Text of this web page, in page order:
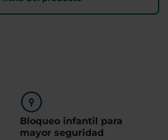
Bloqueo infantil para
mayor seguridad